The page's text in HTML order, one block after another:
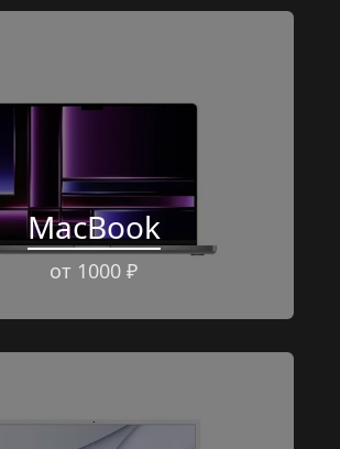
MacBook
от 1000 ₽